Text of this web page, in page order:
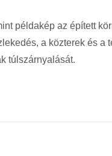
példakép az épített
a közterek és a
túlszárnyalását.